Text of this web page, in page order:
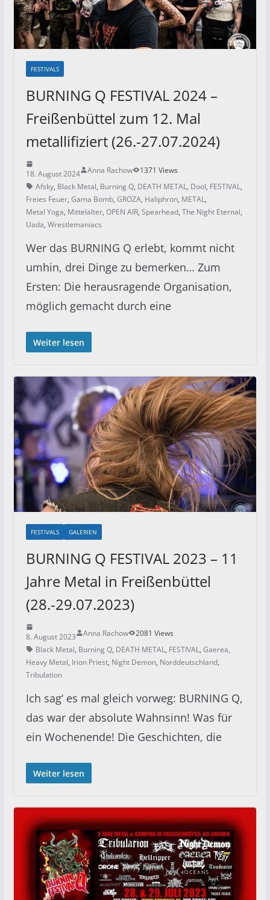
FESTIVALS
BURNING Q FESTIVAL 2024 –
Freißenbüttel zum 12. Mal
metallifiziert (26.-27.07.2024)
18. August 2024 Anna Rachow
1371 Views
Afsky, Black Metal, Burning Q, DEATH METAL, Dool, FESTIVAL,
Freies Feuer, Gama Bomb, GROZA, Haliphron, METAL,
Metal Yoga, Mittelalter, OPEN AIR, Spearhead, The Night Eternal,
Uada, Wrestlemaniacs
Wer das BURNING Q erlebt, kommt nicht
umhin, drei Dinge zu bemerken… Zum
Ersten: Die herausragende Organisation,
möglich gemacht durch eine
Weiter lesen
FESTIVALS GALERIEN
BURNING Q FESTIVAL 2023 – 11
Jahre Metal in Freißenbüttel
(28.-29.07.2023)
8. August 2023 Anna Rachow
2081 Views
Black Metal, Burning Q, DEATH METAL, FESTIVAL, Gaerea,
Heavy Metal, Irion Priest, Night Demon, Norddeutschland,
Tribulation
Ich sag‘ es mal gleich vorweg: BURNING Q,
das war der absolute Wahnsinn! Was für
ein Wochenende! Die Geschichten, die
Weiter lesen